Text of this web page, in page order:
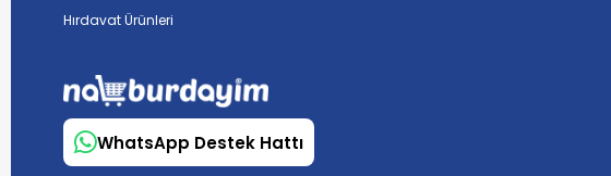
Hırdavat Ürünleri
WhatsApp Destek Hattı